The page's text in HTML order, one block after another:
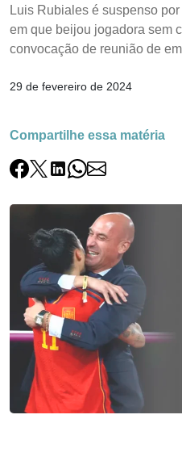
Luis Rubiales é suspenso
em que beijou jogadora sem
convocação de reunião de
29 de fevereiro de 2024
Compartilhe essa matéria